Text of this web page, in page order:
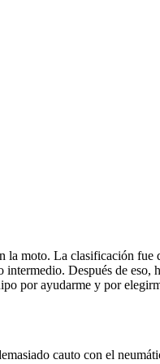
la moto. La clasificación fue
Después de eso,
por ayudarme y por
cauto con el